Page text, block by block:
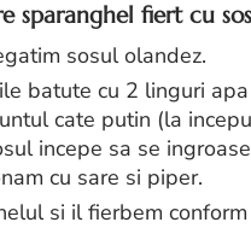
sparanghel fiert cu
sosul olandez.
batute cu 2 linguri
cate putin (la
incepe sa se
cu sare si piper.
si il fierbem